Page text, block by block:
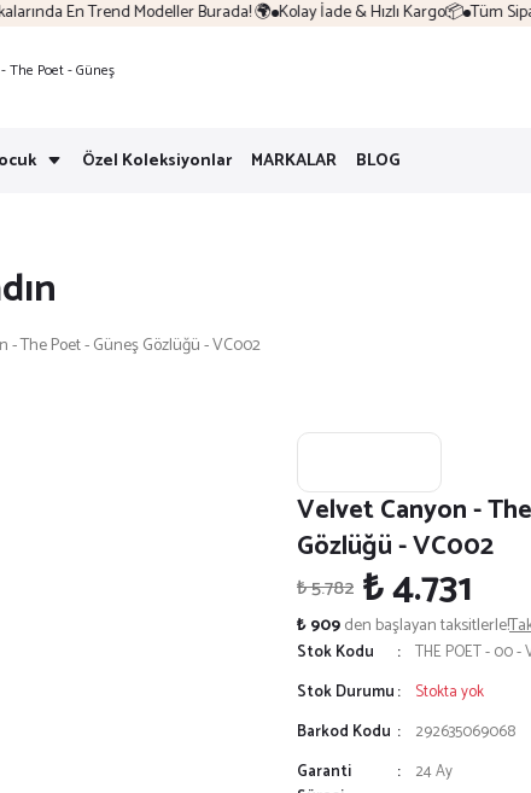
En Trend Modeller Burada! 🌍 Kolay İade & Hızlı Kargo📦 Tüm
Özel Koleksiyonlar MARKALAR BLOG
- The Poet - Güneş Gözlüğü - VC002
Velvet Canyon -
Gözlüğü - VC002
₺ 5.782 ₺ 4.731
₺ 909den başlayan taksitlerle!
Stok Kodu
THE POET - 00 -
Stok Durumu
Stokta yok
Barkod Kodu
292635069068
Garanti
24 Ay